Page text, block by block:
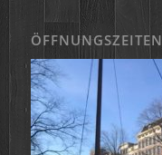
ÖFFNUNGSZEITEN